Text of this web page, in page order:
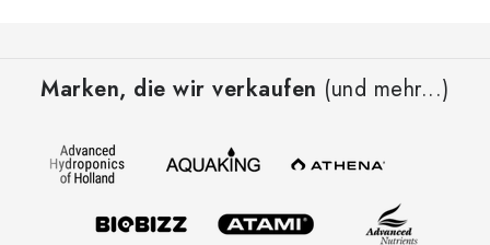
Marken, die wir verkaufen (und mehr...)